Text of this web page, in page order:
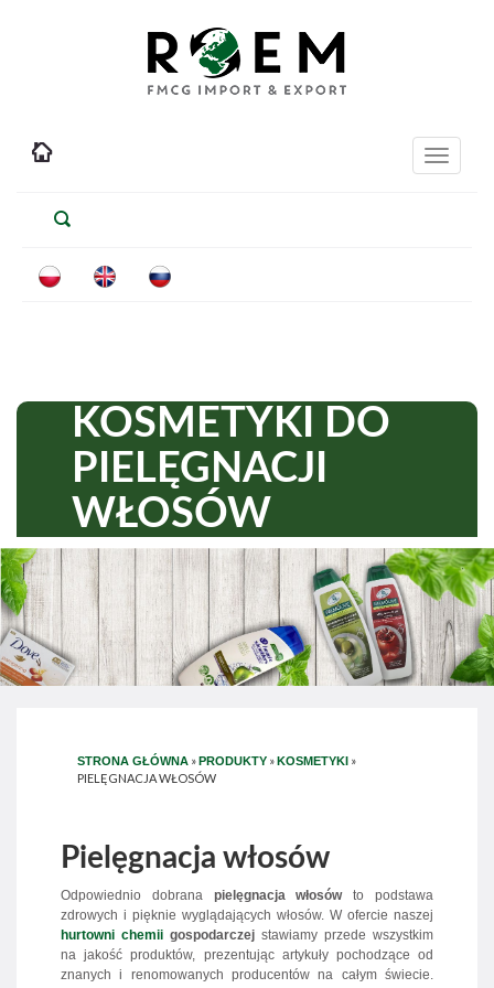
Toggle
KOSMETYKI DO
PIELĘGNACJI
WŁOSÓW
STRONA GŁÓWNA »PRODUKTY »KOSMETYKI »
PIELĘGNACJA WŁOSÓW
Pielęgnacja włosów
Odpowiednio dobrana pielęgnacja włosówto podstawa
zdrowych i pięknie wyglądających włosów. W ofercie naszej
hurtowni chemii gospodarczej stawiamy przede wszystkim
na jakość produktów, prezentując artykuły pochodzące od
znanych i renomowanych producentów na całym świecie.